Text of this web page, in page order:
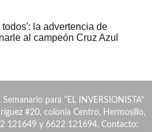
la advertencia de
al campeón Cruz Azul
Semanario para "EL INVERSIONISTA"
#20, colonia Centro, Hermosillo,
121649 y 6622 121694. Contacto: